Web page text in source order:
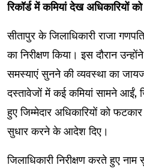
रिकॉर्ड में कमियां देख अधिकारियों
सीतापुर के जिलाधिकारी राजा
का निरीक्षण किया। इस दौरान
समस्याएं सुनने की व्यवस्था का
दस्तावेजों में कई कमियां सामने आईं,
हुए जिम्मेदार अधिकारियों को
सुधार करने के आदेश दिए।
जिलाधिकारी निरीक्षण करते हुए